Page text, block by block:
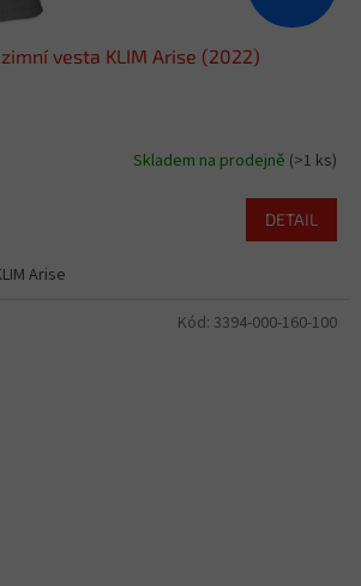
vesta KLIM Arise (2022)
Skladem na prodejně (>1 ks)
DETAIL
Arise
Kód: 3394-000-160-100